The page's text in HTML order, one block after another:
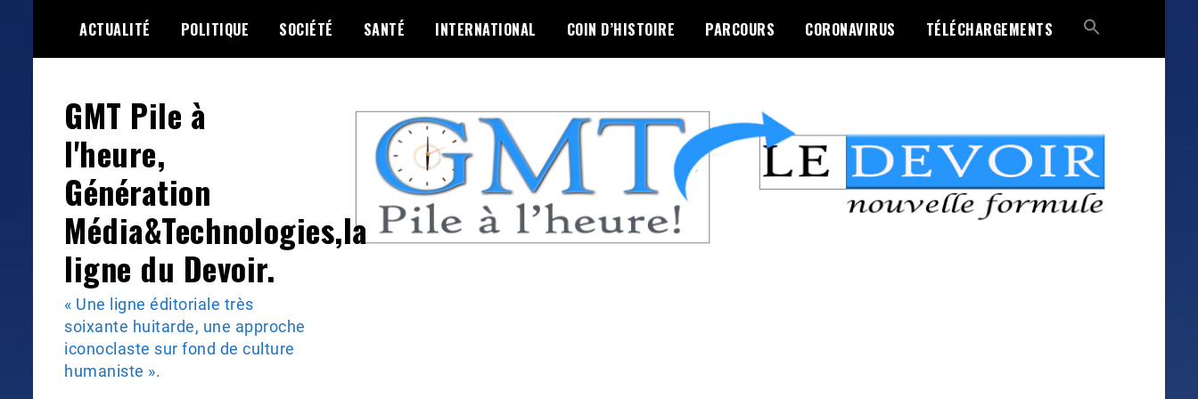
content
ACTUALITÉ POLITIQUE SOCIÉTÉ SANTÉ INTERNATIONAL COIN D’HISTOIRE PARCOURS CORONAVIRUS TÉLÉCHARGEMENTS
GMT Pile à
l'heure,
Génération
Média&Technologies,la
ligne du Devoir.
« Une ligne éditoriale très
soixante huitarde, une approche
iconoclaste sur fond de culture
humaniste ».